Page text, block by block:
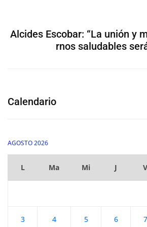
Alcides Escobar: “La unión y
rnos saludables
Calendario
AGOSTO 2026
L Ma Mi J V
3 4 5 6 7